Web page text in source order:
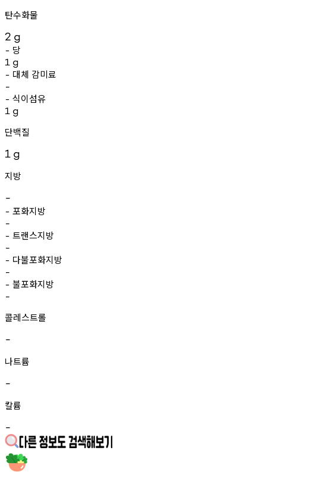
탄수화물
2 g
- 당
1 g
- 대체 감미료
-
- 식이섬유
1 g
단백질
1 g
지방
-
- 포화지방
-
- 트랜스지방
-
- 다불포화지방
-
- 불포화지방
-
콜레스트롤
-
나트륨
-
칼륨
-